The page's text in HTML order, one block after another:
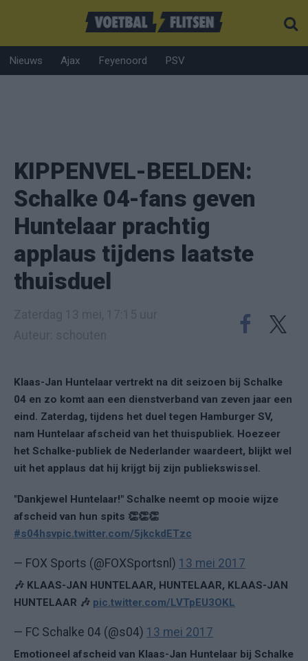
Nieuws Ajax Feyenoord PSV
KIPPENVEL-BEELDEN:
Schalke 04-fans geven
Huntelaar prachtig
applaus tijdens laatste
thuisduel
Klaas-Jan Huntelaar vertrekt na dit seizoen bij Schalke
04 en zo komt aan een dienstverband van zeven jaar een
eind. Zaterdag, tijdens het duel tegen Hamburger SV,
nam Huntelaar afscheid van het thuispubliek. Hoezeer
het Schalke-publiek de Nederlander waardeert, blijkt wel
uit het applaus dat hij krijgt bij zijn publiekswissel.
"Dankjewel Huntelaar!" Schalke neemt op mooie wijze
afscheid van hun spits ️👏️👏️👏
#s04hsvpic.twitter.com/5jkckdETzc
— FOX Sports (@FOXSportsnl) 13 mei 2017
🎶 KLAAS-JAN HUNTELAAR, HUNTELAAR, KLAAS-JAN
HUNTELAAR 🎶 pic.twitter.com/LVTpEU3OKL
— FC Schalke 04 (@s04) 13 mei 2017
Emotioneel afscheid van Klaas-Jan Huntelaar bij Schalke